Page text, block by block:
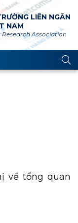
LIÊN NGÂN
NAM
Association
về tổng quan